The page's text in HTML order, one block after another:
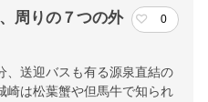
周りの７つの外
0
、送迎バスも有る源泉直結の
崎は松葉蟹や但馬牛で知られ